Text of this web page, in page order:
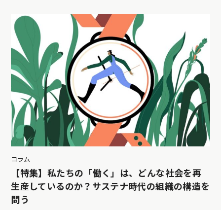
コラム
【特集】私たちの「働く」は、どんな社会を再
生産しているのか？サステナ時代の組織の構造を
問う